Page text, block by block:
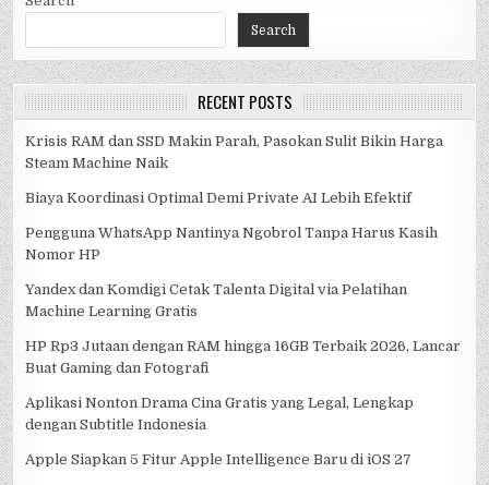
Search
RECENT POSTS
Krisis RAM dan SSD Makin Parah, Pasokan Sulit Bikin Harga
Steam Machine Naik
Biaya Koordinasi Optimal Demi Private AI Lebih Efektif
Pengguna WhatsApp Nantinya Ngobrol Tanpa Harus Kasih
Nomor HP
Yandex dan Komdigi Cetak Talenta Digital via Pelatihan
Machine Learning Gratis
HP Rp3 Jutaan dengan RAM hingga 16GB Terbaik 2026, Lancar
Buat Gaming dan Fotografi
Aplikasi Nonton Drama Cina Gratis yang Legal, Lengkap
dengan Subtitle Indonesia
Apple Siapkan 5 Fitur Apple Intelligence Baru di iOS 27